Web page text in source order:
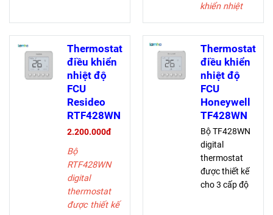
khiển nhiệt
4 ống, giao
thức BACnet,
van bật/tắt và
điều khiển
quạt 3 tốc độ
Thermostat
điều khiển
nhiệt độ
FCU
Resideo
RTF428WN
2.200.000đ
Bộ
RTF428WN
digital
thermostat
được thiết kế
Thermostat
điều khiển
nhiệt độ
FCU
Honeywell
TF428WN
Bộ TF428WN
digital
thermostat
được thiết kế
cho 3 cấp độ